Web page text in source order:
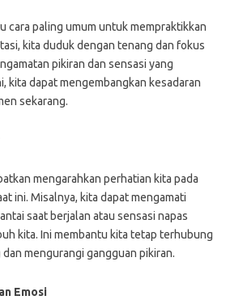
cara paling umum untuk mempraktikkan
kita duduk dengan tenang dan fokus
pikiran dan sensasi yang
kita dapat mengembangkan kesadaran
sekarang.
mengarahkan perhatian kita pada
ini. Misalnya, kita dapat mengamati
saat berjalan atau sensasi napas
kita. Ini membantu kita tetap terhubung
mengurangi gangguan pikiran.
Emosi